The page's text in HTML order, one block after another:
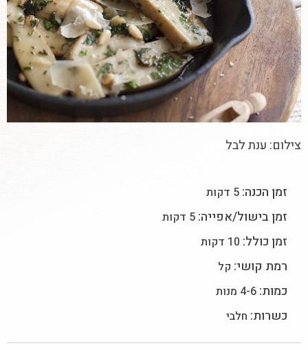
צילום: ענת לבל
זמן הכנה: 5 דקות
זמן בישול/אפייה: 5 דקות
זמן כולל: 10 דקות
רמת קושי: קל
כמות: 4-6 מנות
כשרות: חלבי